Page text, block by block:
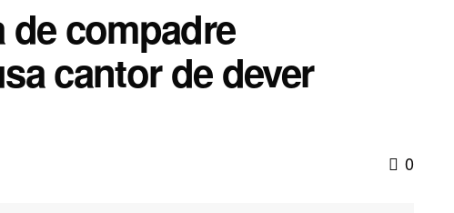
de compadre
cantor de dever
0